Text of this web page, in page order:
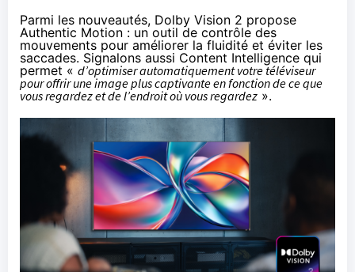
Parmi les nouveautés, Dolby Vision 2 propose
Authentic Motion : un outil de contrôle des
mouvements pour améliorer la fluidité et éviter les
saccades. Signalons aussi Content Intelligence qui
permet « d’optimiser automatiquement votre téléviseur
pour offrir une image plus captivante en fonction de ce que
vous regardez et de l’endroit où vous regardez ».